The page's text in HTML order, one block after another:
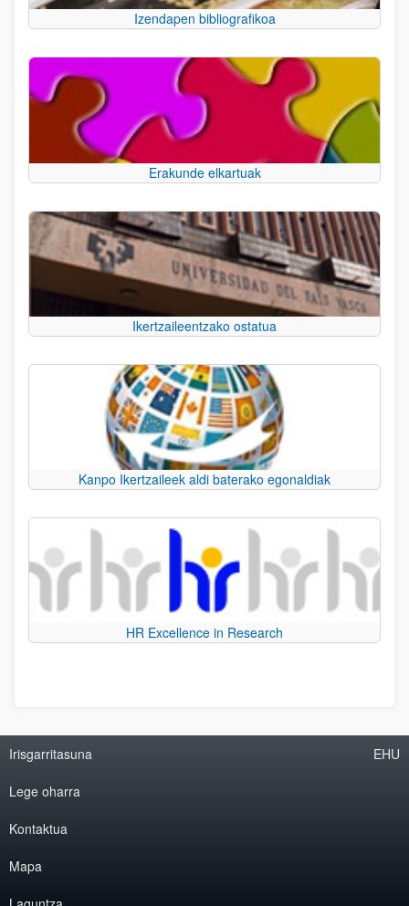
Izendapen bibliografikoa
Erakunde elkartuak
Ikertzaileentzako ostatua
Kanpo Ikertzaileek aldi baterako egonaldiak
HR Excellence in Research
Irisgarritasuna
Lege oharra
Kontaktua
Mapa
EHU